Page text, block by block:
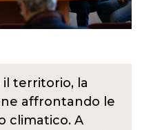
territorio, la
affrontando le
climatico. A